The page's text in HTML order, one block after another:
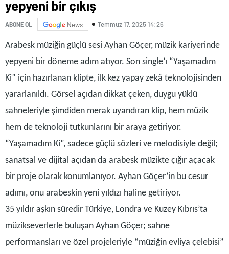
yepyeni bir çıkış
ABONE OL News Temmuz 17, 2025 14:26
Arabesk müziğin güçlü sesi Ayhan Göçer, müzik kariyerinde
yepyeni bir döneme adım atıyor. Son single’ı “Yaşamadım
Ki” için hazırlanan klipte, ilk kez yapay zekâ teknolojisinden
yararlanıldı. Görsel açıdan dikkat çeken, duygu yüklü
sahneleriyle şimdiden merak uyandıran klip, hem müzik
hem de teknoloji tutkunlarını bir araya getiriyor.
“Yaşamadım Ki”, sadece güçlü sözleri ve melodisiyle değil;
sanatsal ve dijital açıdan da arabesk müzikte çığır açacak
bir proje olarak konumlanıyor. Ayhan Göçer’in bu cesur
adımı, onu arabeskin yeni yıldızı haline getiriyor.
35 yıldır aşkın süredir Türkiye, Londra ve Kuzey Kıbrıs’ta
müzikseverlerle buluşan Ayhan Göçer; sahne
performansları ve özel projeleriyle “müziğin evliya çelebisi”